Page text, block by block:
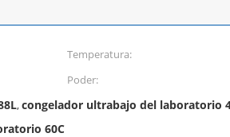
Temperatura:
Poder:
,congelador ultrabajo del laboratorio
60C